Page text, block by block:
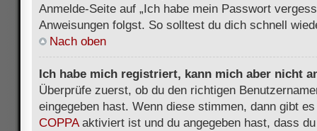
Anmelde-Seite auf „Ich habe mein Passwort
Anweisungen folgst. So solltest du dich schnell
Nach oben
Ich habe mich registriert, kann mich aber nicht
Überprüfe zuerst, ob du den richtigen
eingegeben hast. Wenn diese stimmen, dann gibt
COPPAaktiviert ist und du angegeben hast, dass